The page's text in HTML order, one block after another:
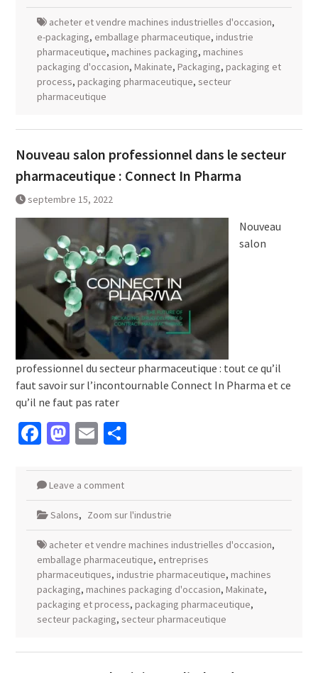
acheter et vendre machines industrielles d'occasion,
e-packaging, emballage pharmaceutique, industrie
pharmaceutique, machines packaging, machines
packaging d'occasion, Makinate, Packaging, packaging et
process, packaging pharmaceutique, secteur
pharmaceutique
Nouveau salon professionnel dans le secteur
pharmaceutique : Connect In Pharma
septembre 15, 2022
Nouveau
salon
professionnel du secteur pharmaceutique : tout ce qu’il
faut savoir sur l’incontournable Connect In Pharma et ce
qu’il ne faut pas rater
Facebook
Mastodon
EmailPartager
Leave a comment
Salons, Zoom sur l'industrie
acheter et vendre machines industrielles d'occasion,
emballage pharmaceutique, entreprises
pharmaceutiques, industrie pharmaceutique, machines
packaging, machines packaging d'occasion, Makinate,
packaging et process, packaging pharmaceutique,
secteur packaging, secteur pharmaceutique